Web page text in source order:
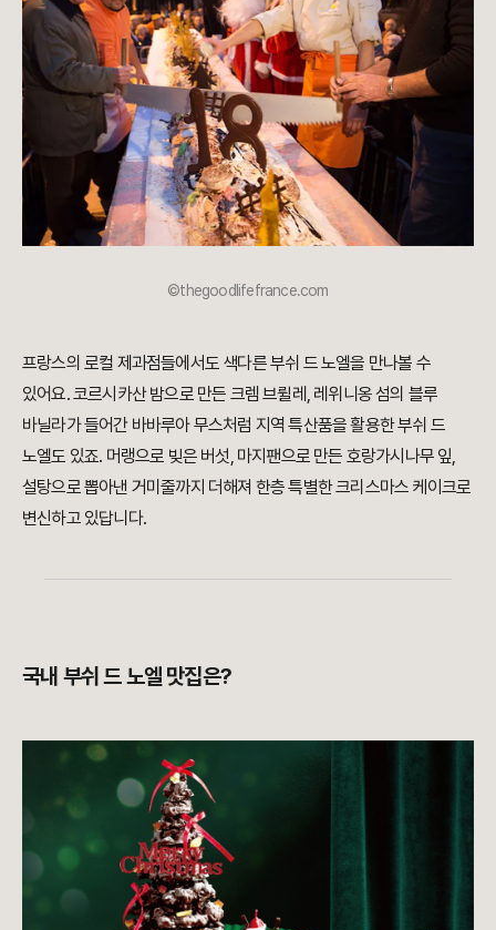
©thegoodlifefrance.com
프랑스의 로컬 제과점들에서도 색다른 부쉬 드 노엘을 만나볼 수
있어요. 코르시카산 밤으로 만든 크렘 브륄레, 레위니옹 섬의 블루
바닐라가 들어간 바바루아 무스처럼 지역 특산품을 활용한 부쉬 드
노엘도 있죠. 머랭으로 빚은 버섯, 마지팬으로 만든 호랑가시나무 잎,
설탕으로 뽑아낸 거미줄까지 더해져 한층 특별한 크리스마스 케이크로
변신하고 있답니다.
국내 부쉬 드 노엘 맛집은?